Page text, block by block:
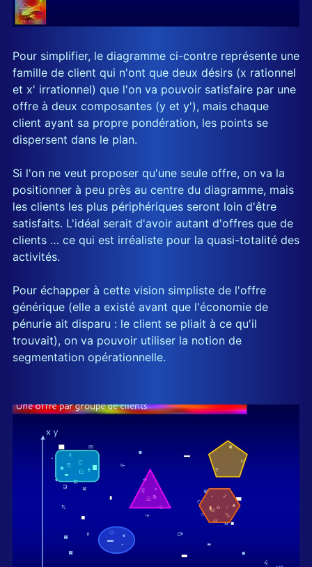
Pour simplifier, le diagramme ci-contre représente une
famille de client qui n'ont que deux désirs (x rationnel
et x' irrationnel) que l'on va pouvoir satisfaire par une
offre à deux composantes (y et y'), mais chaque
client ayant sa propre pondération, les points se
dispersent dans le plan.
Si l'on ne veut proposer qu'une seule offre, on va la
positionner à peu près au centre du diagramme, mais
les clients les plus périphériques seront loin d'être
satisfaits. L'idéal serait d'avoir autant d'offres que de
clients … ce qui est irréaliste pour la quasi-totalité des
activités.
Pour échapper à cette vision simpliste de l'offre
générique (elle a existé avant que l'économie de
pénurie ait disparu : le client se pliait à ce qu'il
trouvait), on va pouvoir utiliser la notion de
segmentation opérationnelle.